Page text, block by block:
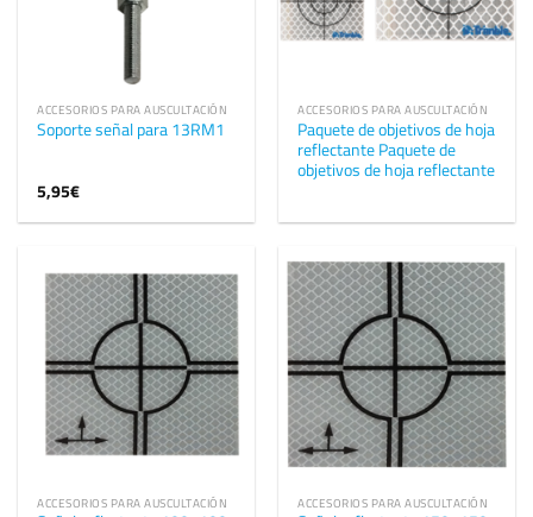
ACCESORIOS PARA AUSCULTACIÓN
Soporte señal para 13RM1
5,95€
ACCESORIOS PARA AUSCULTACIÓN
Paquete de objetivos de hoja
reflectante Paquete de
objetivos de hoja reflectante
ACCESORIOS PARA AUSCULTACIÓN ACCESORIOS PARA AUSCULTACIÓN